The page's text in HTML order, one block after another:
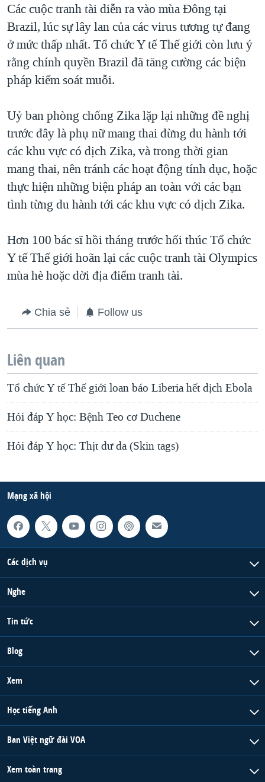
Các cuộc tranh tài diễn ra vào mùa Đông tại
Brazil, lúc sự lây lan của các virus tương tự đang
ở mức thấp nhất. Tổ chức Y tế Thế giới còn lưu ý
rằng chính quyền Brazil đã tăng cường các biện
pháp kiểm soát muỗi.
Uỷ ban phòng chống Zika lặp lại những đề nghị
trước đây là phụ nữ mang thai đừng du hành tới
các khu vực có dịch Zika, và trong thời gian
mang thai, nên tránh các hoạt động tính dục, hoặc
thực hiện những biện pháp an toàn với các bạn
tình từng du hành tới các khu vực có dịch Zika.
Hơn 100 bác sĩ hồi tháng trước hối thúc Tổ chức
Y tế Thế giới hoãn lại các cuộc tranh tài Olympics
mùa hè hoặc dời địa điểm tranh tài.
Chia sẻ Follow us
Liên quan
Tổ chức Y tế Thế giới loan báo Liberia hết dịch Ebola
Hỏi đáp Y học: Bệnh Teo cơ Duchene
Hỏi đáp Y học: Thịt dư da (Skin tags)
Mạng xã hội
Các dịch vụ
Nghe
Tin tức
Blog
Xem
Học tiếng Anh
Ban Việt ngữ đài VOA
Xem toàn trang